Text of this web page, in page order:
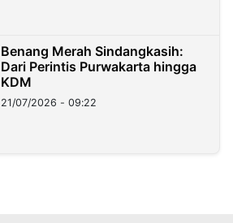
Benang Merah Sindangkasih:
Dari Perintis Purwakarta hingga
KDM
21/07/2026 - 09:22